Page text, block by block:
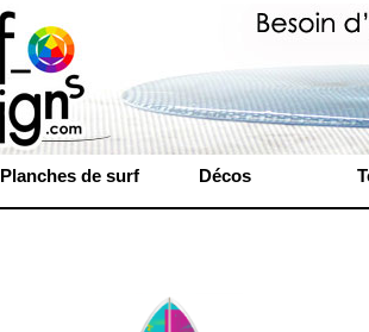
Planches de surf Décos